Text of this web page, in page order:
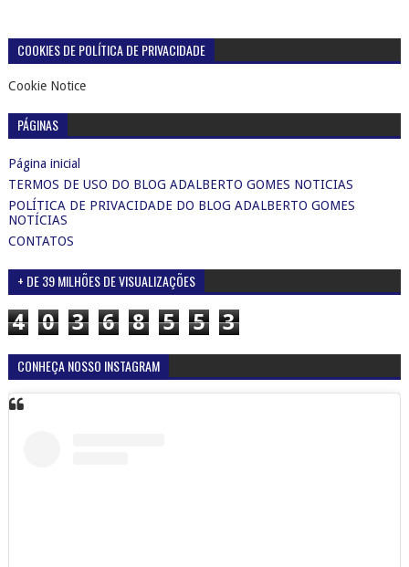
COOKIES DE POLÍTICA DE PRIVACIDADE
Cookie Notice
PÁGINAS
Página inicial
TERMOS DE USO DO BLOG ADALBERTO GOMES NOTICIAS
POLÍTICA DE PRIVACIDADE DO BLOG ADALBERTO GOMES
NOTÍCIAS
CONTATOS
+ DE 39 MILHÕES DE VISUALIZAÇÕES
4 0 3 6 8 5 5 3
CONHEÇA NOSSO INSTAGRAM